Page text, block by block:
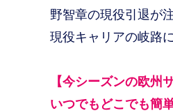
野智章の現役引退が
現役キャリアの岐路
【今シーズンの欧州
いつでもどこでも簡単